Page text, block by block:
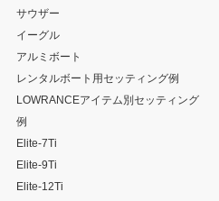
サウザー
イーグル
アルミボート
レンタルボート用セッティング例
LOWRANCEアイテム別セッティング
例
Elite-7Ti
Elite-9Ti
Elite-12Ti